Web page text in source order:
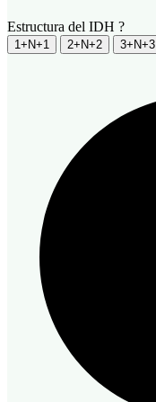
Estructura del IDH ?
1+N+1 2+N+2 3+N+3